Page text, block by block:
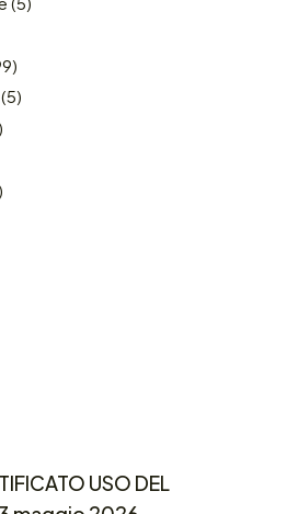
(5)
USO DEL